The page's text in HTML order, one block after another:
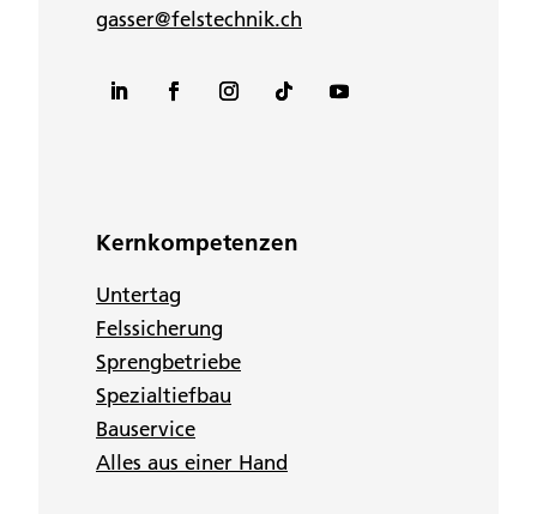
gasser@felstechnik.ch
Kernkompetenzen
Untertag
Felssicherung
Sprengbetriebe
Spezialtiefbau
Bauservice
Alles aus einer Hand